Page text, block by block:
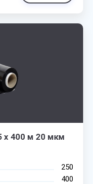
х 400 м 20 мкм
250
400